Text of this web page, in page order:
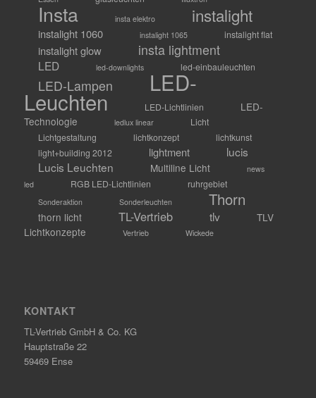
Insta insta elektro instalight
instalight 1060 instalight 1065 instalight flat
instalight glow insta lightment
LED led-downlights led-einbauleuchten
LED-Lampen LED-
Leuchten LED-Lichtlinien
LED-
Technologie
ledlux linear
Licht
Lichtgestaltung
lichtkonzept
lichtkunst
light+building 2012
lightment
lucis
Lucis Leuchten
Multiline Licht
news
led
RGB LED-Lichtlinien ruhrgebiet
Sonderaktion Sonderleuchten Thorn
thorn licht TL-Vertrieb tlv
TLV
Lichtkonzepte
Vertrieb Wickede
KONTAKT
TL-Vertrieb GmbH & Co. KG
Hauptstraße 22
59469 Ense